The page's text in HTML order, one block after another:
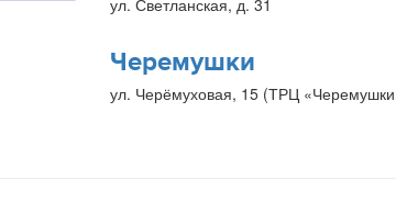
ул. Светланская, д. 31
Черемушки
ул. Черёмуховая, 15 (ТРЦ